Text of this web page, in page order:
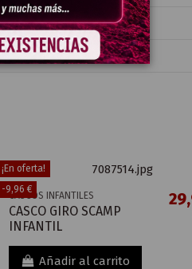
¡En oferta!
-9,96 €
CASCOS INFANTILES
CASCO GIRO SCAMP
INFANTIL
Añadir al carrito